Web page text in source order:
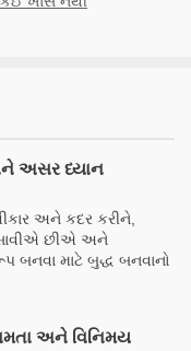
અસર ધ્યાન
અને કદર કરીને,
છીએ અને
બનવા માટે બુદ્ધ બનવાનો
અને વિનિમય